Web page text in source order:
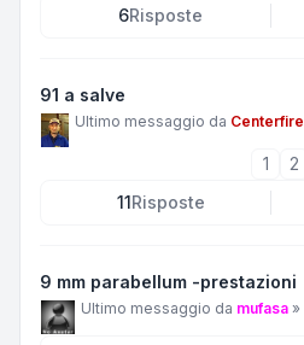
6Risposte
91 a salve
Ultimo messaggio da Centerfire
1
2
11Risposte
9 mm parabellum -prestazioni
Ultimo messaggio da mufasa »